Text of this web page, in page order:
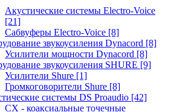
Акустические системы Electro-Voice
[21]
Сабвуферы Electro-Voice [8]
звукоусиления Dynacord [8]
Усилители мощности Dynacord [8]
звукоусиления SHURE [9]
Усилители Shure [1]
Громкоговорители Shure [8]
системы DS Proaudio [42]
CX - коаксиальные точечные